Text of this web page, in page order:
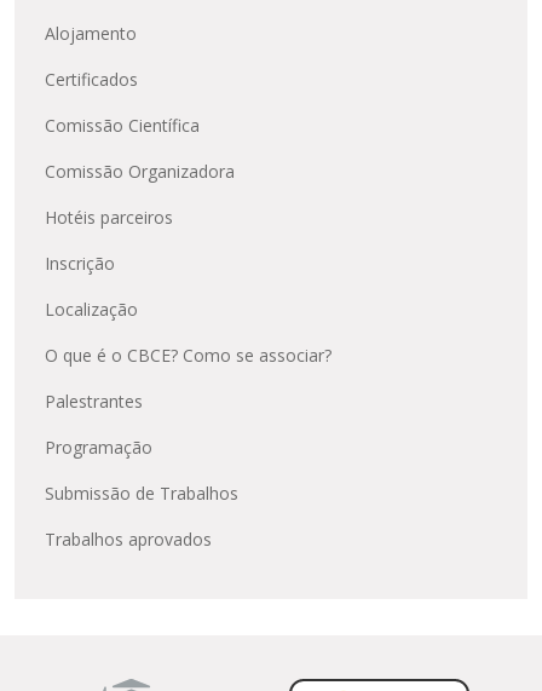
Alojamento
Certificados
Comissão Científica
Comissão Organizadora
Hotéis parceiros
Inscrição
Localização
O que é o CBCE? Como se associar?
Palestrantes
Programação
Submissão de Trabalhos
Trabalhos aprovados